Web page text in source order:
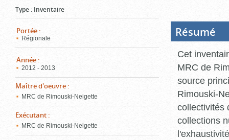
Type : Inventaire
Portée :
Régionale
Année :
2012 - 2013
Maître d'oeuvre :
MRC de Rimouski-Neigette
Exécutant :
MRC de Rimouski-Neigette
Résumé
Cet
MRC de
source
Rimouski-
collectivités
collections